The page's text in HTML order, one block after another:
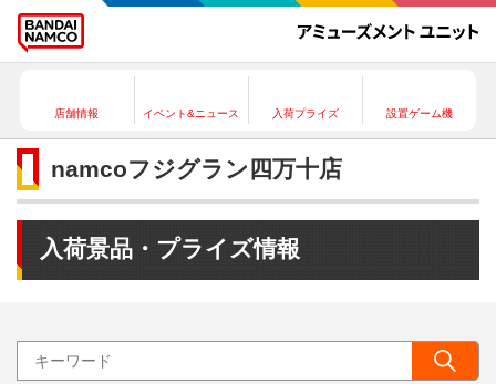
店舗情報 イベント&ニュース 入荷プライズ 設置ゲーム機
namcoフジグラン四万十店
入荷景品・プライズ情報